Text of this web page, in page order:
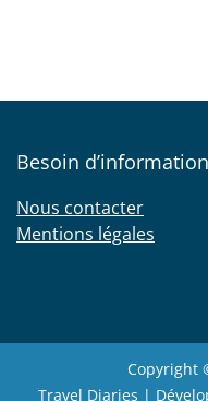
Besoin
Nous contacter
Mentions légales
Copyright
Travel Diaries |